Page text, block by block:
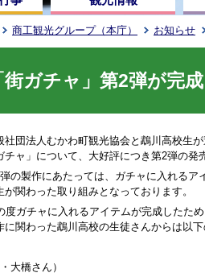
商工観光グループ（本庁） お知らせ
街ガチャ」第2弾が完
団法人むかわ町観光協会と鵡川高校生
チャ」について、大好評につき第2弾の発
の製作にあたっては、ガチャに入れるア
が関わった取り組みとなっております。
度ガチャに入れるアイテムが完成したた
に関わった鵡川高校の生徒さんからは以
・大橋さん）